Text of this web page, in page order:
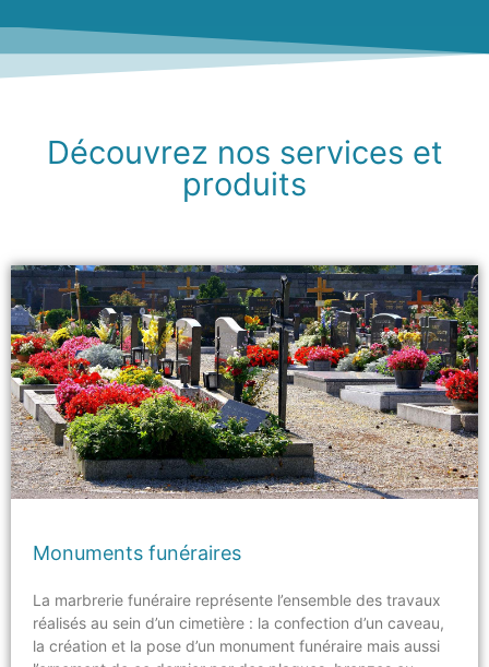
Découvrez nos services et
produits
Monuments funéraires
La marbrerie funéraire représente l’ensemble des travaux
réalisés au sein d’un cimetière : la confection d’un caveau,
la création et la pose d’un monument funéraire mais aussi